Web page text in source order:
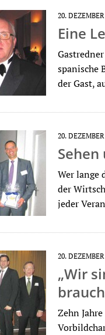
20.
Eine
spanische
der Gast,
20.
Wer lange
der
jeder
20.
„Wir
Zehn